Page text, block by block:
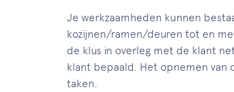
Je werkzaamheden kunnen
kozijnen/ramen/deuren tot en
de klus in overleg met de klant
klant bepaald. Het opnemen van
taken.